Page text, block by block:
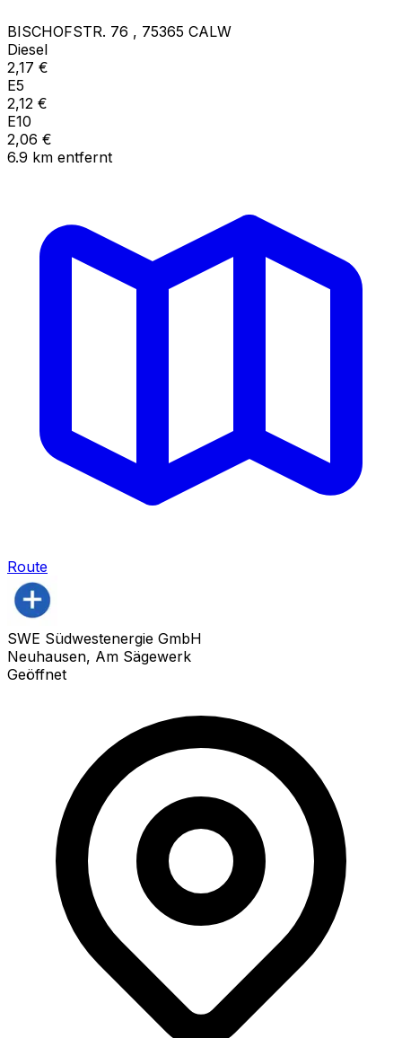
BISCHOFSTR. 76 , 75365 CALW
Diesel
2,17 €
E5
2,12 €
E10
2,06 €
6.9 km entfernt
Route
SWE Südwestenergie GmbH
Neuhausen, Am Sägewerk
Geöffnet